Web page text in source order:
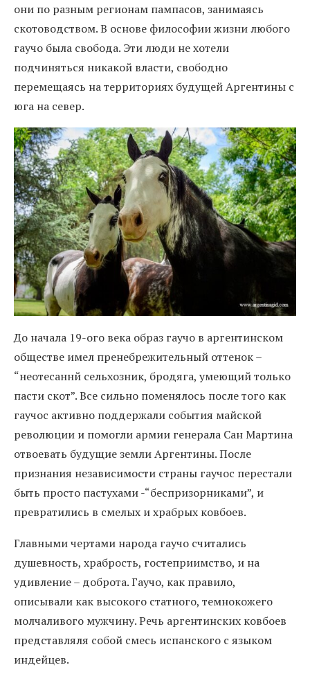
они по разным регионам пампасов, занимаясь
скотоводством. В основе философии жизни любого
гаучо была свобода. Эти люди не хотели
подчиняться никакой власти, свободно
перемещаясь на территориях будущей Аргентины с
юга на север.
До начала 19-ого века образ гаучо в аргентинском
обществе имел пренебрежительный оттенок –
“неотесаннй сельхозник, бродяга, умеющий только
пасти скот”. Все сильно поменялось после того как
гаучос активно поддержали события майской
революции и помогли армии генерала Сан Мартина
отвоевать будущие земли Аргентины. После
признания независимости страны гаучос перестали
быть просто пастухами -“беспризорниками”, и
превратились в смелых и храбрых ковбоев.
Главными чертами народа гаучо считались
душевность, храбрость, гостеприимство, и на
удивление – доброта. Гаучо, как правило,
описывали как высокого статного, темнокожего
молчаливого мужчину. Речь аргентинских ковбоев
представляля собой смесь испанского с языком
индейцев.